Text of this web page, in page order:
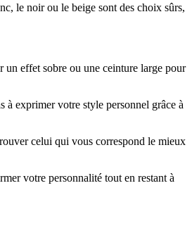
le noir ou le beige sont des choix sûrs,
un effet sobre ou une ceinture large pour
à exprimer votre style personnel grâce à
celui qui vous correspond le mieux
votre personnalité tout en restant à